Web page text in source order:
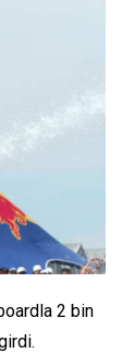
2 bin